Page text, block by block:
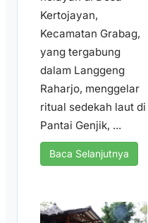
Kertojayan,
Kecamatan Grabag,
yang tergabung
dalam Langgeng
Raharjo, menggelar
ritual sedekah laut di
Pantai Genjik, ...
Baca Selanjutnya